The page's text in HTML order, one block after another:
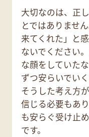
大切なのは、正
とではありませ
来てくれた」と
ないでください
な顔をしていた
ずつ安らいでい
そうした考え方
信じる必要もあ
も安らぐ受け止
です。